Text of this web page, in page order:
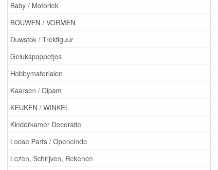
Baby / Motoriek
BOUWEN / VORMEN
Duwstok / Trekfiguur
Gelukspoppetjes
Hobbymaterialen
Kaarsen / Dipam
KEUKEN / WINKEL
Kinderkamer Decoratie
Loose Parts / Openeinde
Lezen, Schrijven, Rekenen